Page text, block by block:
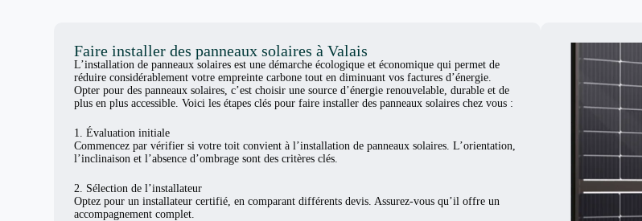
Faire installer des panneaux solaires à Valais
L’installation de panneaux solaires est une démarche écologique et économique qui permet de
réduire considérablement votre empreinte carbone tout en diminuant vos factures d’énergie.
Opter pour des panneaux solaires, c’est choisir une source d’énergie renouvelable, durable et de
plus en plus accessible. Voici les étapes clés pour faire installer des panneaux solaires chez vous :
1. Évaluation initiale
Commencez par vérifier si votre toit convient à l’installation de panneaux solaires. L’orientation,
l’inclinaison et l’absence d’ombrage sont des critères clés.
2. Sélection de l’installateur
Optez pour un installateur certifié, en comparant différents devis. Assurez-vous qu’il offre un
accompagnement complet.